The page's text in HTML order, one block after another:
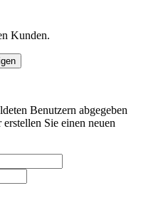
Kunden.
Benutzern abgegeben
Sie einen neuen